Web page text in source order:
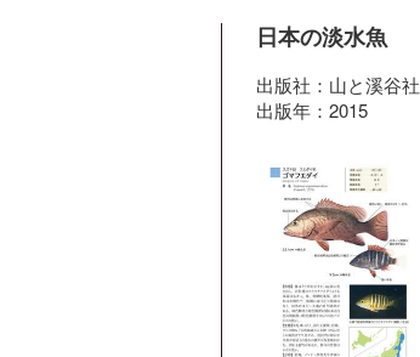
日本の淡水魚
出版社：山と溪谷社
出版年：2015